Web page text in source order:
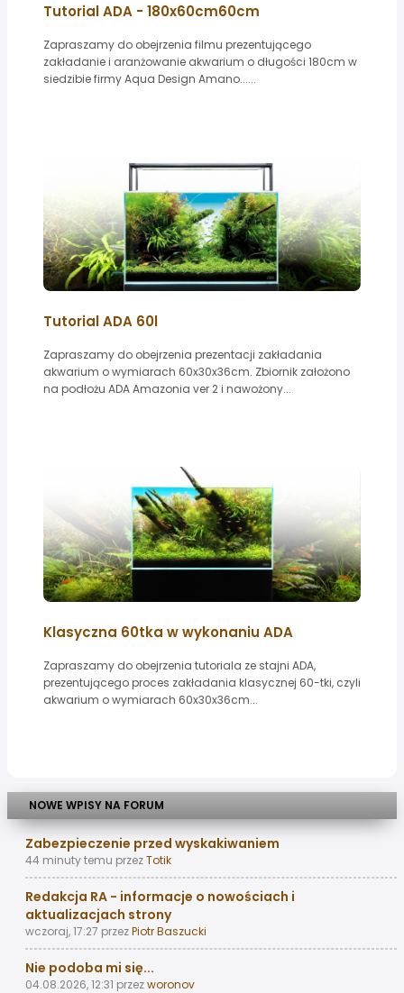
Tutorial ADA - 180x60cm60cm
Zapraszamy do obejrzenia filmu prezentującego
zakładanie i aranżowanie akwarium o długości 180cm w
siedzibie firmy Aqua Design Amano......
Tutorial ADA 60l
Zapraszamy do obejrzenia prezentacji zakładania
akwarium o wymiarach 60x30x36cm. Zbiornik założono
na podłożu ADA Amazonia ver 2 i nawożony...
Klasyczna 60tka w wykonaniu ADA
Zapraszamy do obejrzenia tutoriala ze stajni ADA,
prezentującego proces zakładania klasycznej 60-tki, czyli
akwarium o wymiarach 60x30x36cm...
NOWE WPISY NA FORUM
Zabezpieczenie przed wyskakiwaniem
44 minuty temu przezTotik
Redakcja RA - informacje o nowościach i
aktualizacjach strony
wczoraj, 17:27 przezPiotr Baszucki
Nie podoba mi się...
04.08.2026, 12:31 przezworonov